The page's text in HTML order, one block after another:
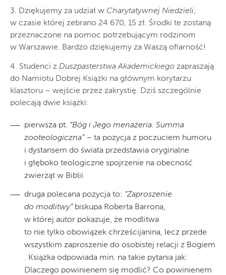
3. Dziękujemy za udział w Charytatywnej Niedzieli,
w czasie której zebrano 24 670, 15 zł. Środki te zostaną
przeznaczone na pomoc potrzebującym rodzinom
w Warszawie. Bardzo dziękujemy za Waszą ofiarność!
4. Studenci z Duszpasterstwa Akademickiego zapraszają
do Namiotu Dobrej Książki na głównym korytarzu
klasztoru – wejście przez zakrystię. Dziś szczególnie
polecają dwie książki:
pierwsza pt. “Bóg i Jego menażeria. Summa
zooteologiczna”– ta pozycja z poczuciem humoru
i dystansem do świata przedstawia oryginalne
i głęboko teologiczne spojrzenie na obecność
zwierząt w Biblii
druga polecana pozycja to: “Zaproszenie
do modlitwy”biskupa Roberta Barrona,
w której autor pokazuje, że modlitwa
to nie tylko obowiązek chrześcijanina, lecz przede
wszystkim zaproszenie do osobistej relacji z Bogiem
. Książka odpowiada min. na takie pytania jak:
Dlaczego powinienem się modlić? Co powinienem